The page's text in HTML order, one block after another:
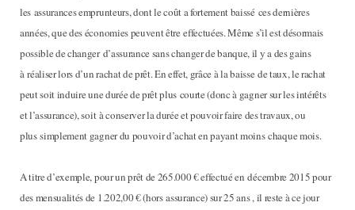
les assurances emprunteurs, dont le coût a fortement baissé ces dernières
années, que des économies peuvent être effectuées. Même s’il est désormais
possible de changer d’assurance sans changer de banque, il y a des gains
à réaliser lors d’un rachat de prêt. En effet, grâce à la baisse de taux, le rachat
peut soit induire une durée de prêt plus courte (donc à gagner sur les intérêts
et l’assurance), soit à conserver la durée et pouvoir faire des travaux, ou
plus simplement gagner du pouvoir d’achat en payant moins chaque mois.
A titre d’exemple, pour un prêt de 265.000 € effectué en décembre 2015 pour
des mensualités de 1.202,00 € (hors assurance) sur 25 ans , il reste à ce jour